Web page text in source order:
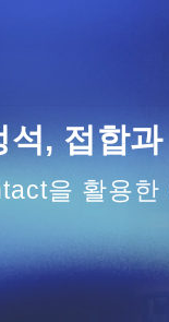
, 접합
을 활용